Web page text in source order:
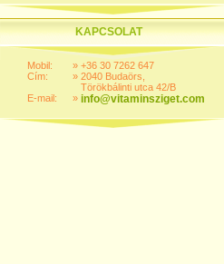
KAPCSOLAT
Mobil:
Cím:
E-mail:
»
»
»
+36 30 7262 647
2040 Budaörs,
Törökbálinti utca 42/B
info@vitaminsziget.com